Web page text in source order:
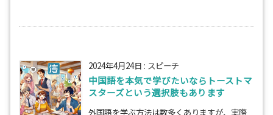
2024年4月24日 : スピーチ
中国語を本気で学びたいならトーストマ
スターズという選択肢もあります
外国語を学ぶ方法は数多くありますが、実際